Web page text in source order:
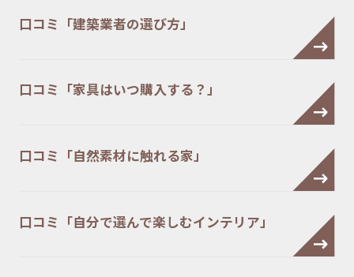
口コミ「建築業者の選び方」
口コミ「家具はいつ購入する？」
口コミ「自然素材に触れる家」
口コミ「自分で選んで楽しむインテリア」